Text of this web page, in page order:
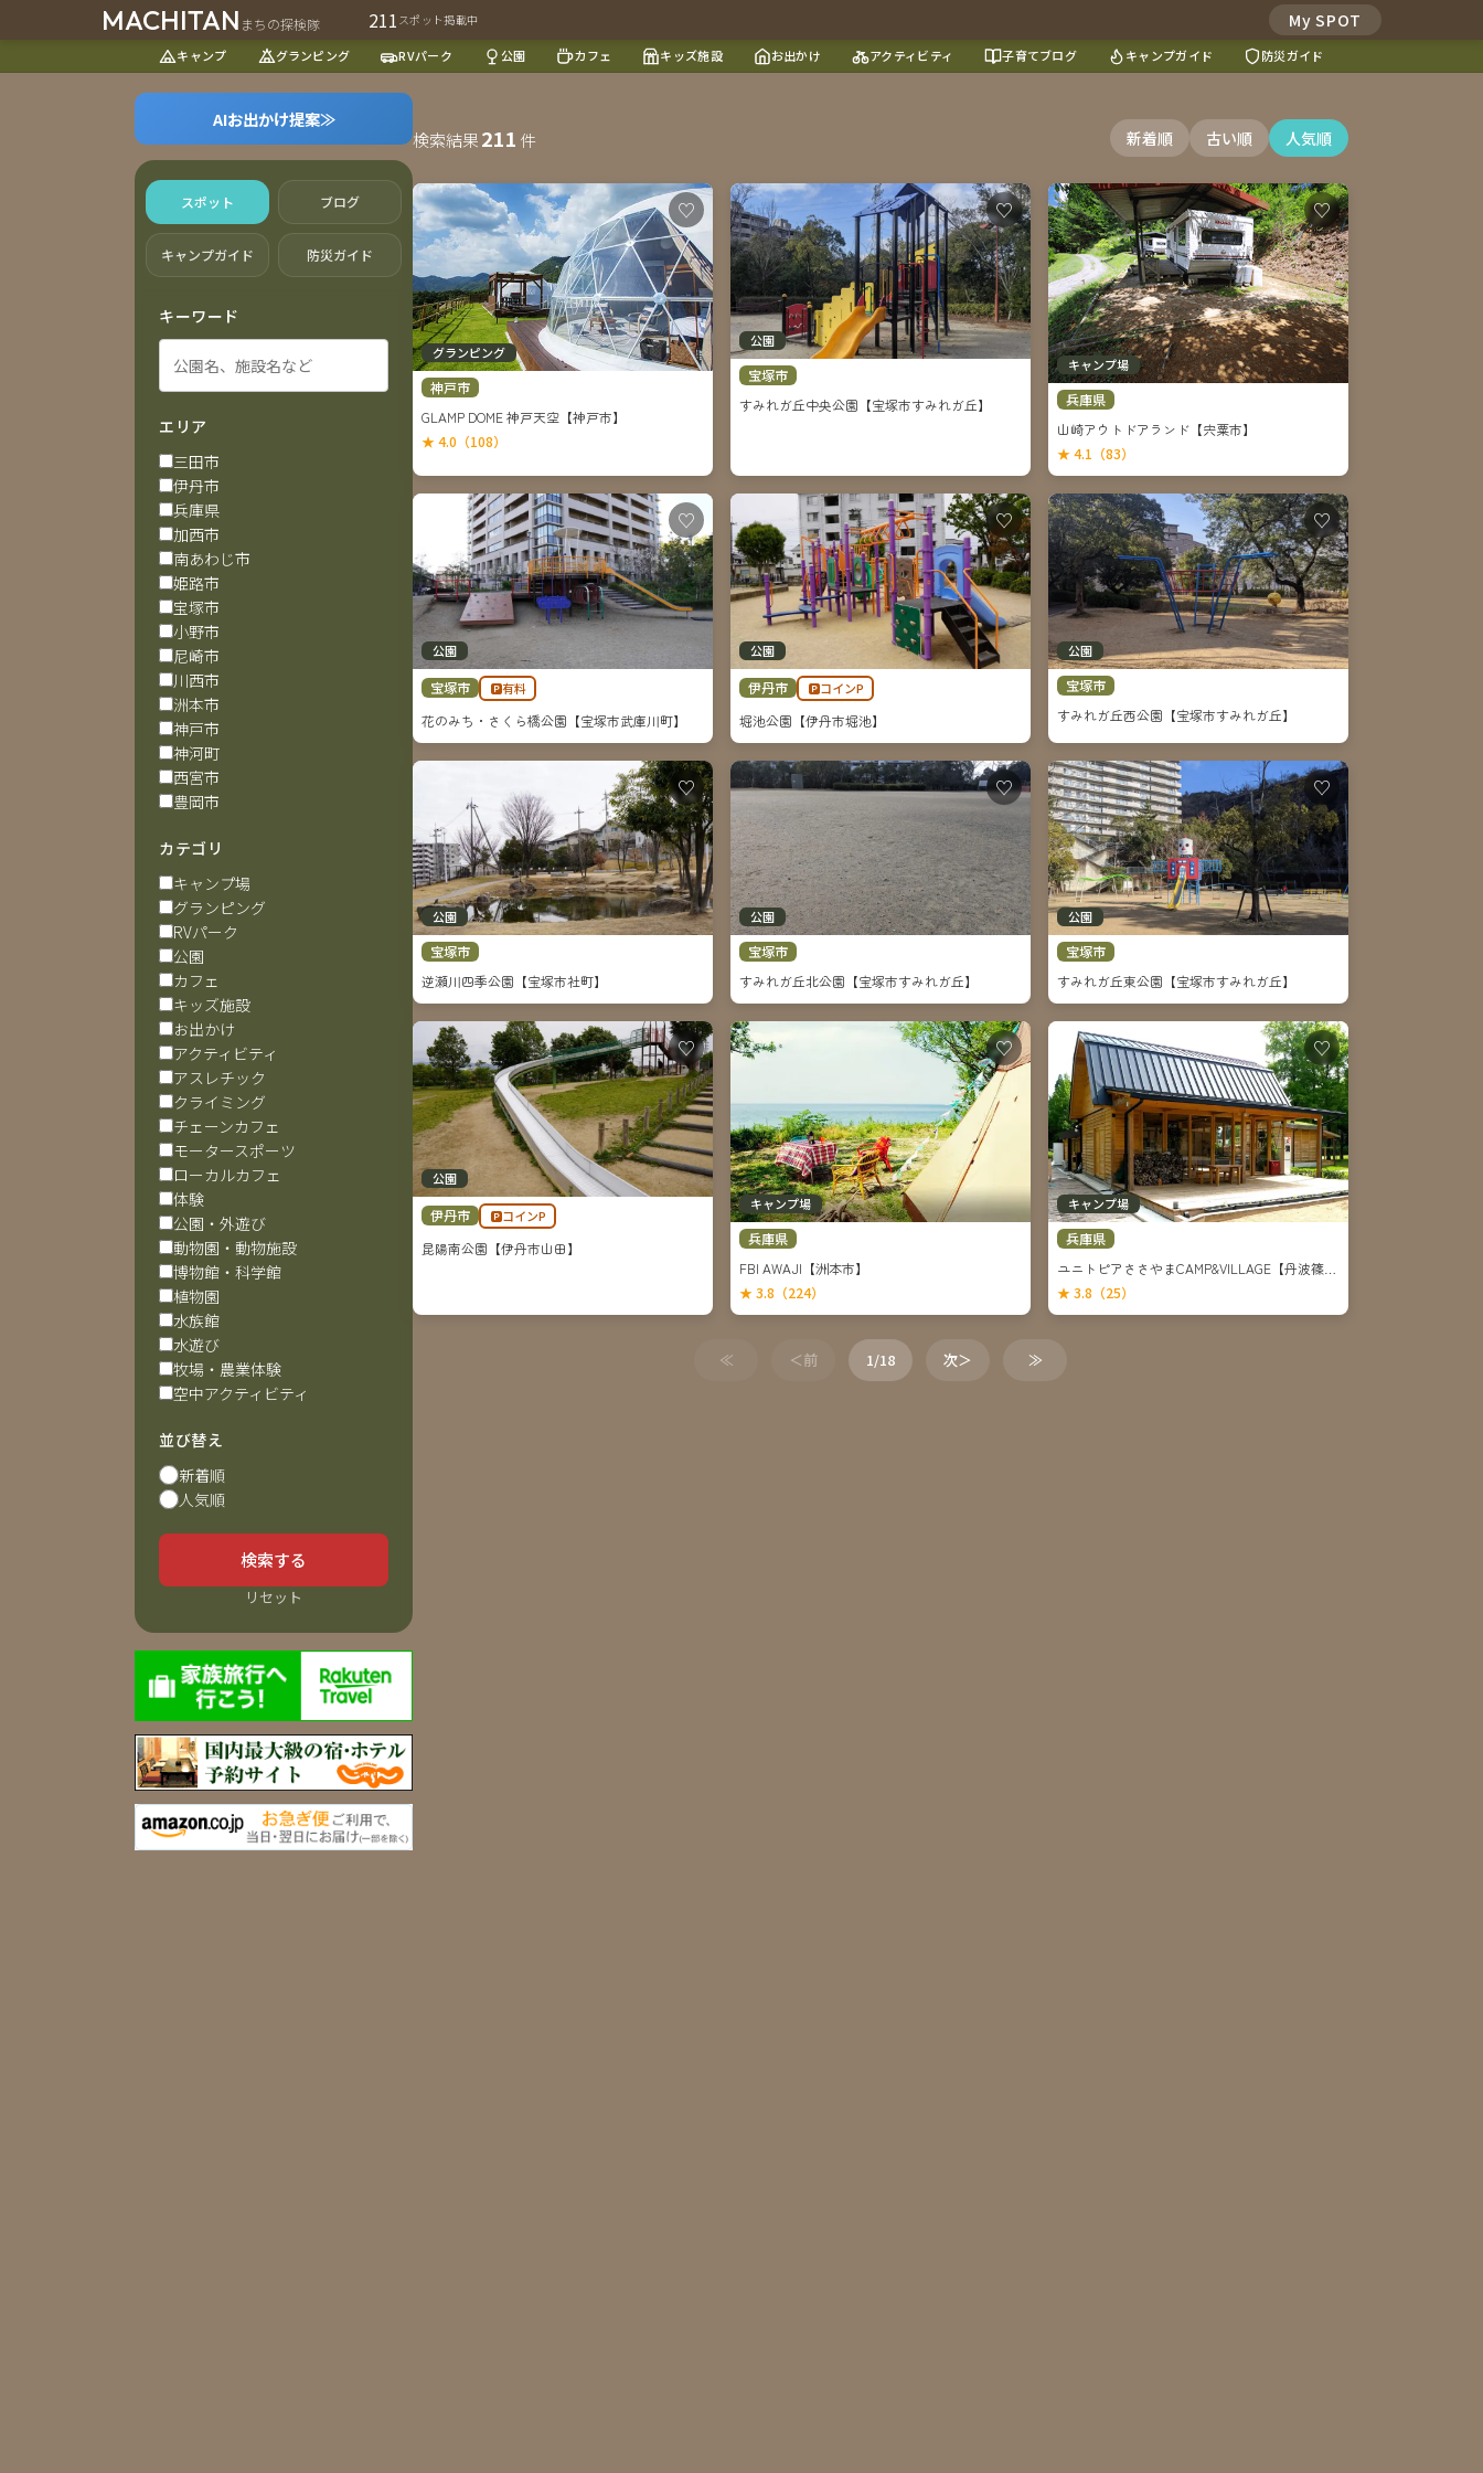
MACHITAN まちの探検隊 211 スポット掲載中 My SPOT
キャンプ グランピング RVパーク 公園 カフェ キッズ施設 お出かけ アクティビティ 子育てブログ キャンプガイド 防災ガイド
AIお出かけ提案
スポット ブログ
キャンプガイド 防災ガイド
キーワード
エリア
三田市
伊丹市
兵庫県
加西市
南あわじ市
姫路市
宝塚市
小野市
尼崎市
川西市
洲本市
神戸市
神河町
西宮市
豊岡市
カテゴリ
キャンプ場
グランピング
RVパーク
公園
カフェ
キッズ施設
お出かけ
アクティビティ
アスレチック
クライミング
チェーンカフェ
モータースポーツ
ローカルカフェ
体験
公園・外遊び
動物園・動物施設
博物館・科学館
植物園
水族館
水遊び
牧場・農業体験
空中アクティビティ
並び替え
新着順
人気順
検索する
リセット
検索結果211 件 新着順 古い順 人気順
♡
グランピング
神戸市
GLAMP DOME 神戸天空【神戸市】
★ 4.0（108）
♡
公園
宝塚市
すみれガ丘中央公園【宝塚市すみれガ丘】
♡
キャンプ場
兵庫県
山崎アウトドアランド【宍粟市】
★ 4.1（83）
♡
公園
宝塚市 🅿有料
花のみち・さくら橋公園【宝塚市武庫川町】
♡
公園
伊丹市 🅿コインP
堀池公園【伊丹市堀池】
♡
公園
宝塚市
すみれガ丘西公園【宝塚市すみれガ丘】
♡
公園
宝塚市
逆瀬川四季公園【宝塚市社町】
♡
公園
宝塚市
すみれガ丘北公園【宝塚市すみれガ丘】
♡
公園
宝塚市
すみれガ丘東公園【宝塚市すみれガ丘】
♡
公園
伊丹市 🅿コインP
昆陽南公園【伊丹市山田】
♡
キャンプ場
兵庫県
FBI AWAJI【洲本市】
★ 3.8（224）
♡
キャンプ場
兵庫県
★ 3.8（25）
≪ ＜前 1/18 次＞ ≫